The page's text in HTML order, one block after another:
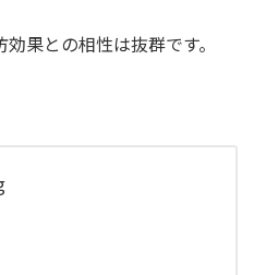
果との相性は抜群です。